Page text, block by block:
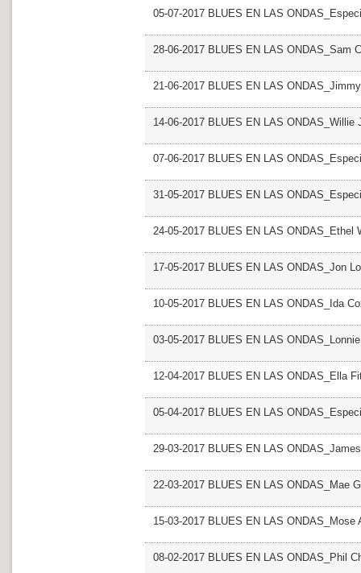
05-07-2017 BLUES EN LAS
28-06-2017 BLUES EN LAS ONDAS_Sam
21-06-2017 BLUES EN LAS
14-06-2017 BLUES EN LAS ONDAS_Willie
07-06-2017 BLUES EN LAS
31-05-2017 BLUES EN LAS
24-05-2017 BLUES EN LAS ONDAS_Ethel
17-05-2017 BLUES EN LAS ONDAS_Jon
10-05-2017 BLUES EN LAS ONDAS_Ida
03-05-2017 BLUES EN LAS
12-04-2017 BLUES EN LAS ONDAS_Ella
05-04-2017 BLUES EN LAS
29-03-2017 BLUES EN LAS
22-03-2017 BLUES EN LAS ONDAS_Mae
15-03-2017 BLUES EN LAS ONDAS_Mose
08-02-2017 BLUES EN LAS ONDAS_Phil